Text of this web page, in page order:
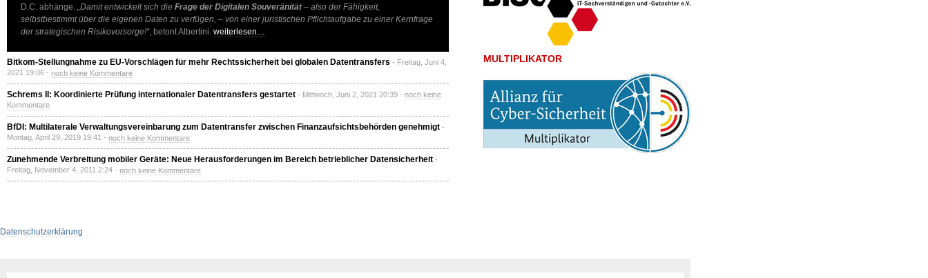
D.C. abhänge. „Damit entwickelt sich die Frage der Digitalen Souveränität– also der Fähigkeit,
selbstbestimmt über die eigenen Daten zu verfügen, – von einer juristischen Pflichtaufgabe zu einer Kernfrage
der strategischen Risikovorsorge!“, betont Albertini. weiterlesen…
Bitkom-Stellungnahme zu EU-Vorschlägen für mehr Rechtssicherheit bei globalen Datentransfers - Freitag, Juni 4,
2021 19:06 - noch keine Kommentare
Schrems II: Koordinierte Prüfung internationaler Datentransfers gestartet - Mittwoch, Juni 2, 2021 20:39 - noch keine
Kommentare
BfDI: Multilaterale Verwaltungsvereinbarung zum Datentransfer zwischen Finanzaufsichtsbehörden genehmigt -
Montag, April 29, 2019 19:41 - noch keine Kommentare
Zunehmende Verbreitung mobiler Geräte: Neue Herausforderungen im Bereich betrieblicher Datensicherheit -
Freitag, November 4, 2011 2:24 - noch keine Kommentare
MULTIPLIKATOR
Datenschutzerklärung